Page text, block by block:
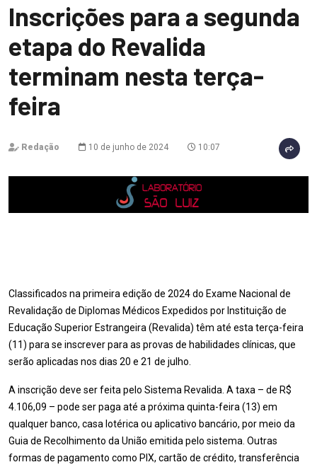
Inscrições para a segunda
etapa do Revalida
terminam nesta terça-
feira
Redação 10 de junho de 2024 10:07
Classificados na primeira edição de 2024 do Exame Nacional de
Revalidação de Diplomas Médicos Expedidos por Instituição de
Educação Superior Estrangeira (Revalida) têm até esta terça-feira
(11) para se inscrever para as provas de habilidades clínicas, que
serão aplicadas nos dias 20 e 21 de julho.
A inscrição deve ser feita pelo Sistema Revalida. A taxa – de R$
4.106,09 – pode ser paga até a próxima quinta-feira (13) em
qualquer banco, casa lotérica ou aplicativo bancário, por meio da
Guia de Recolhimento da União emitida pelo sistema. Outras
formas de pagamento como PIX, cartão de crédito, transferência